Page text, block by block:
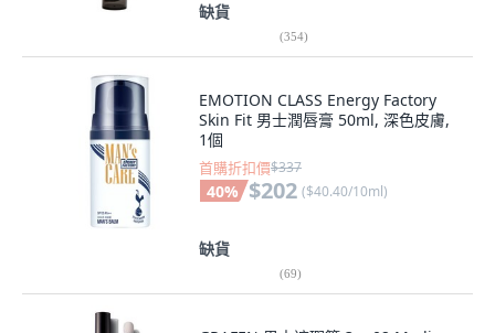
缺貨
(354)
EMOTION CLASS Energy Factory
Skin Fit 男士潤唇膏 50ml, 深色皮膚,
1個
首購折扣價$337
40% $202 ($40.40/10ml)
缺貨
(69)